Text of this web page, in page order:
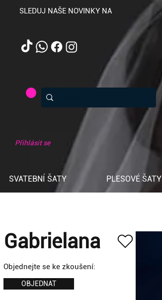
SLEDUJ NAŠE NOVINKY NA
Přihlásit se
SVATEBNÍ ŠATY PLESOVÉ ŠATY
Gabrielana
Objednejte se ke zkoušení:
OBJEDNAT